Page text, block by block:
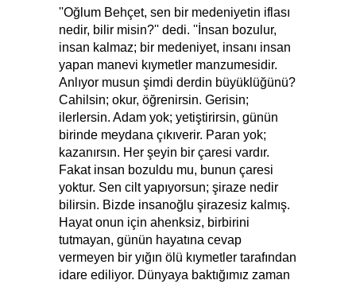
''Oğlum Behçet, sen bir medeniyetin iflası
nedir, bilir misin?'' dedi. ''İnsan bozulur,
insan kalmaz; bir medeniyet, insanı insan
yapan manevi kıymetler manzumesidir.
Anlıyor musun şimdi derdin büyüklüğünü?
Cahilsin; okur, öğrenirsin. Gerisin;
ilerlersin. Adam yok; yetiştirirsin, günün
birinde meydana çıkıverir. Paran yok;
kazanırsın. Her şeyin bir çaresi vardır.
Fakat insan bozuldu mu, bunun çaresi
yoktur. Sen cilt yapıyorsun; şiraze nedir
bilirsin. Bizde insanoğlu şirazesiz kalmış.
Hayat onun için ahenksiz, birbirini
tutmayan, günün hayatına cevap
vermeyen bir yığın ölü kıymetler tarafından
idare ediliyor. Dünyaya baktığımız zaman